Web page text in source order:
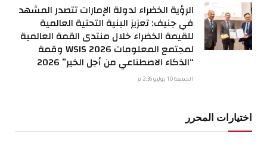
الرؤية الخضراء لدولة الإمارات تتصدر المشهد
في جنيف: تعزيز البنية التحتية العالمية
للقيمة الخضراء خلال منتدى القمة العالمية
لمجتمع المعلومات WSIS 2026 وقمة
“الذكاء الاصطناعي من أجل الخير” 2026
الجمعة 10 يوليو 2:36 م
اختيارات المحرر